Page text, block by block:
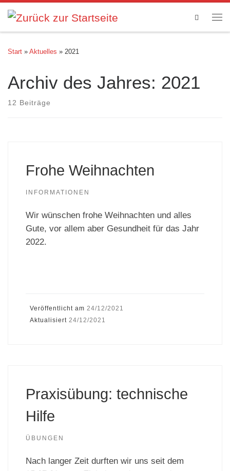
Zum Inhalt springen
Search
Start » Aktuelles » 2021
Archiv des Jahres: 2021
12 Beiträge
Frohe Weihnachten
INFORMATIONEN
Wir wünschen frohe Weihnachten und alles
Gute, vor allem aber Gesundheit für das Jahr
2022.
Veröffentlicht am 24/12/2021
Aktualisiert 24/12/2021
Praxisübung: technische
Hilfe
ÜBUNGEN
Nach langer Zeit durften wir uns seit dem